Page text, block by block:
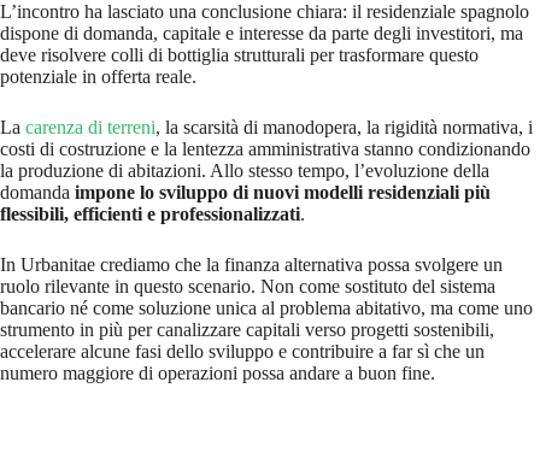
L’incontro ha lasciato una conclusione chiara: il residenziale spagnolo
dispone di domanda, capitale e interesse da parte degli investitori, ma
deve risolvere colli di bottiglia strutturali per trasformare questo
potenziale in offerta reale.
La carenza di terreni, la scarsità di manodopera, la rigidità normativa, i
costi di costruzione e la lentezza amministrativa stanno condizionando
la produzione di abitazioni. Allo stesso tempo, l’evoluzione della
domanda impone lo sviluppo di nuovi modelli residenziali più
flessibili, efficienti e professionalizzati.
In Urbanitae crediamo che la finanza alternativa possa svolgere un
ruolo rilevante in questo scenario. Non come sostituto del sistema
bancario né come soluzione unica al problema abitativo, ma come uno
strumento in più per canalizzare capitali verso progetti sostenibili,
accelerare alcune fasi dello sviluppo e contribuire a far sì che un
numero maggiore di operazioni possa andare a buon fine.